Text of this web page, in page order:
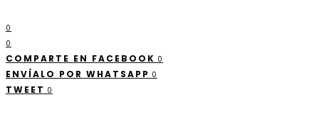
0
0
COMPARTE EN FACEBOOK 0
ENVÍALO POR WHATSAPP 0
TWEET 0